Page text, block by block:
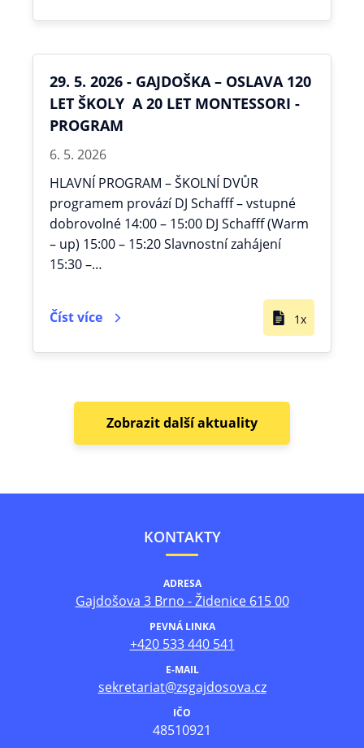
29. 5. 2026 - GAJDOŠKA – OSLAVA 120
LET ŠKOLY A 20 LET MONTESSORI -
PROGRAM
6. 5. 2026
HLAVNÍ PROGRAM – ŠKOLNÍ DVŮR
programem provází DJ Schafff – vstupné
dobrovolné 14:00 – 15:00 DJ Schafff (Warm
– up) 15:00 – 15:20 Slavnostní zahájení
15:30 –…
Číst více 1x
Zobrazit další aktuality
KONTAKTY
ADRESA
Gajdošova 3 Brno - Židenice 615 00
PEVNÁ LINKA
+420 533 440 541
E-MAIL
sekretariat@zsgajdosova.cz
IČO
48510921